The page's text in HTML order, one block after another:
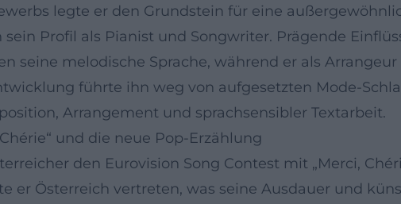
legte er den Grundstein für eine
Profil als Pianist und Songwriter. Prägende
seine melodische Sprache, während er als
führte ihn weg von aufgesetzten Mode-
Arrangement und sprachsensibler Textarbeit.
und die neue Pop-Erzählung
den Eurovision Song Contest mit „Merci,
er Österreich vertreten, was seine Ausdauer und